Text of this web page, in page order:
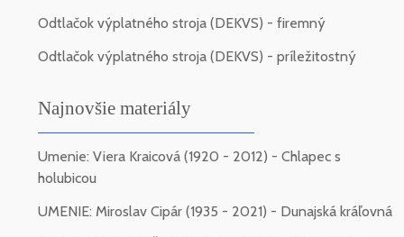
Odtlačok výplatného stroja (DEKVS) - firemný
Odtlačok výplatného stroja (DEKVS) - príležitostný
Najnovšie materiály
Umenie: Viera Kraicová (1920 - 2012) - Chlapec s
holubicou
UMENIE: Miroslav Cipár (1935 - 2021) - Dunajská kráľovná